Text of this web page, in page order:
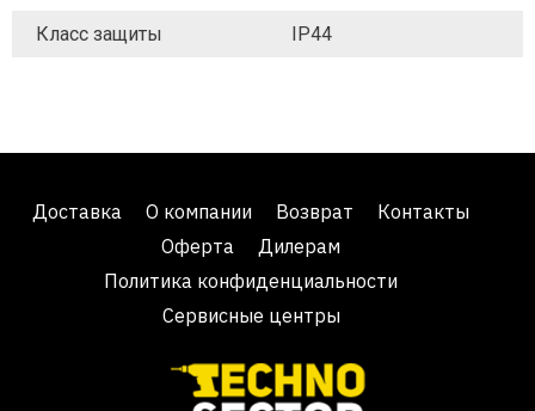
Класс защиты IP44
Доставка О компании Возврат
Контакты
Оферта
Дилерам
Политика конфиденциальности
Сервисные центры